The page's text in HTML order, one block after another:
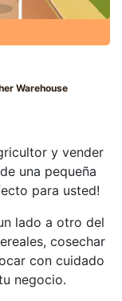
Warehouse
y vender
una pequeña
para usted!
lado a otro del
cosechar
con cuidado
negocio.